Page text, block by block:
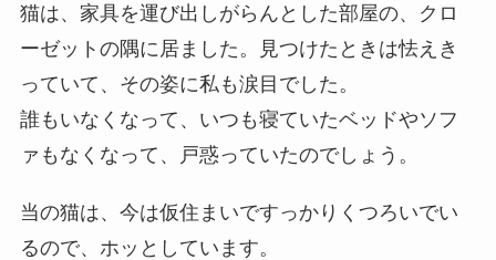
猫は、家具を運び出しがらんとした部屋の、クロ
ーゼットの隅に居ました。見つけたときは怯えき
っていて、その姿に私も涙目でした。
誰もいなくなって、いつも寝ていたベッドやソフ
ァもなくなって、戸惑っていたのでしょう。
当の猫は、今は仮住まいですっかりくつろいでい
るので、ホッとしています。